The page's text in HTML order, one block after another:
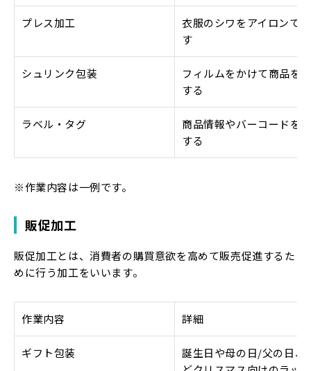
プレス加工
衣服のシワをアイロンで
す
シュリンク包装
フィルムをかけて商品を
する
ラベル・タグ
商品情報やバーコードを
する
※作業内容は一例です。
販促加工
販促加工とは、消費者の購買意欲を高めて販売促進するた
めに行う加工をいいます。
作業内容 詳細
ギフト包装
誕生日や母の日/父の日、